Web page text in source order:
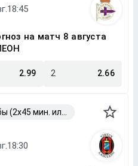
на матч 8 августа
2.99 2 2.66